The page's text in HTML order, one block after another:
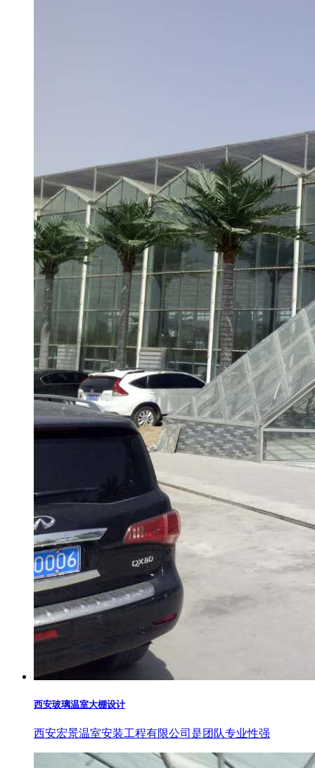
西安玻璃温室大棚设计
西安宏景温室安装工程有限公司是团队专业性强